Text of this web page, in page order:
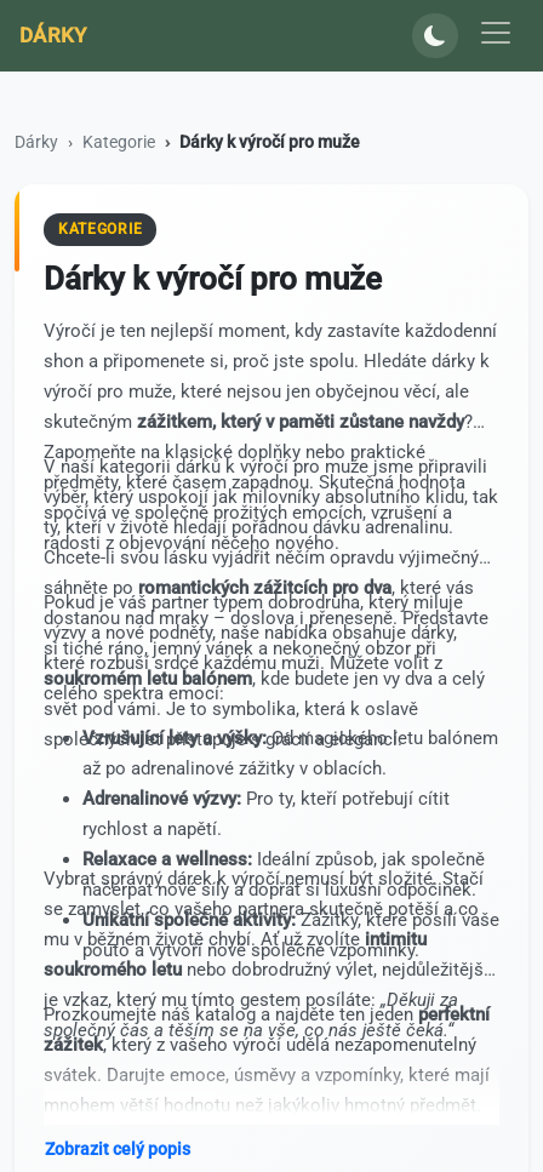
DÁRKY
Dárky Kategorie Dárky k výročí pro muže
KATEGORIE
Dárky k výročí pro muže
Výročí je ten nejlepší moment, kdy zastavíte každodenní
shon a připomenete si, proč jste spolu. Hledáte dárky k
výročí pro muže, které nejsou jen obyčejnou věcí, ale
skutečným zážitkem, který v paměti zůstane navždy?
Zapomeňte na klasické doplňky nebo praktické
předměty, které časem zapadnou. Skutečná hodnota
spočívá ve společně prožitých emocích, vzrušení a
radosti z objevování něčeho nového.
V naší kategorii dárků k výročí pro muže jsme připravili
výběr, který uspokojí jak milovníky absolutního klidu, tak
ty, kteří v životě hledají pořádnou dávku adrenalinu.
Chcete-li svou lásku vyjádřit něčím opravdu výjimečným,
sáhněte po romantických zážitcích pro dva, které vás
dostanou nad mraky – doslova i přeneseně. Představte
si tiché ráno, jemný vánek a nekonečný obzor při
soukromém letu balónem, kde budete jen vy dva a celý
svět pod vámi. Je to symbolika, která k oslavě
společných let přistupuje s grácií a elegancí.
Pokud je váš partner typem dobrodruha, který miluje
výzvy a nové podněty, naše nabídka obsahuje dárky,
které rozbuší srdce každému muži. Můžete volit z
celého spektra emocí:
Vzrušující lety a výšky:Od magického letu balónem
až po adrenalinové zážitky v oblacích.
Adrenalinové výzvy: Pro ty, kteří potřebují cítit
rychlost a napětí.
Relaxace a wellness: Ideální způsob, jak společně
načerpat nové síly a dopřát si luxusní odpočinek.
Unikátní společné aktivity:Zážitky, které posílí vaše
pouto a vytvoří nové společné vzpomínky.
Vybrat správný dárek k výročí nemusí být složité. Stačí
se zamyslet, co vašeho partnera skutečně potěší a co
mu v běžném životě chybí. Ať už zvolíte intimitu
soukromého letu nebo dobrodružný výlet, nejdůležitější
je vzkaz, který mu tímto gestem posíláte: „Děkuji za
společný čas a těším se na vše, co nás ještě čeká.“
Prozkoumejte náš katalog a najděte ten jeden perfektní
zážitek, který z vašeho výročí udělá nezapomenutelný
svátek. Darujte emoce, úsměvy a vzpomínky, které mají
mnohem větší hodnotu než jakýkoliv hmotný předmět.
Zobrazit celý popis